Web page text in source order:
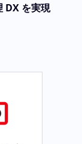
DX を実現